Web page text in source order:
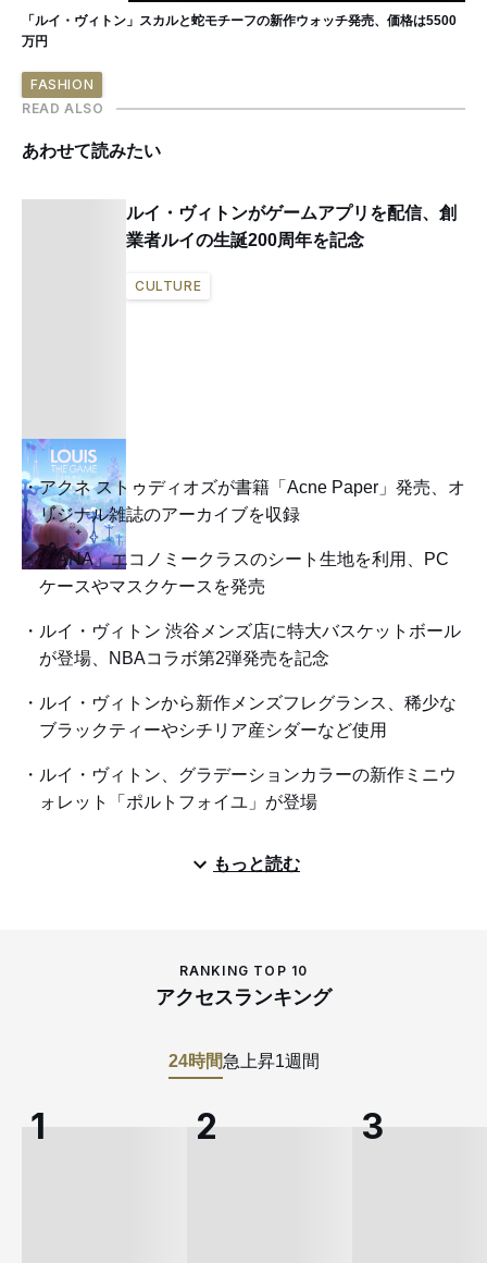
「ルイ・ヴィトン」スカルと蛇モチーフの新作ウォッチ発売、価格は5500
万円
FASHION
READ ALSO
あわせて読みたい
ルイ・ヴィトンがゲームアプリを配信、創
業者ルイの生誕200周年を記念
CULTURE
アクネ ストゥディオズが書籍「Acne Paper」発売、オ
リジナル雑誌のアーカイブを収録
「ANA」エコノミークラスのシート生地を利用、PC
ケースやマスクケースを発売
ルイ・ヴィトン 渋谷メンズ店に特大バスケットボール
が登場、NBAコラボ第2弾発売を記念
ルイ・ヴィトンから新作メンズフレグランス、稀少な
ブラックティーやシチリア産シダーなど使用
ルイ・ヴィトン、グラデーションカラーの新作ミニウ
ォレット「ポルトフォイユ」が登場
もっと読む
RANKING TOP 10
アクセスランキング
24時間急上昇1週間